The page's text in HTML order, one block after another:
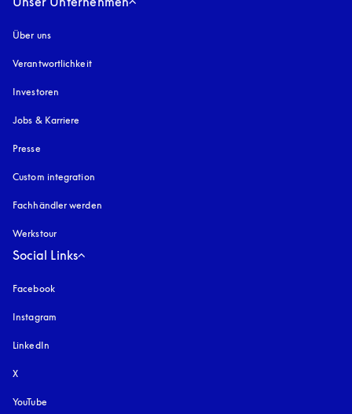
Über uns
Verantwortlichkeit
Investoren
Jobs & Karriere
Presse
Custom integration
Fachhändler werden
Werkstour
Social Links
Facebook
Instagram
LinkedIn
X
YouTube